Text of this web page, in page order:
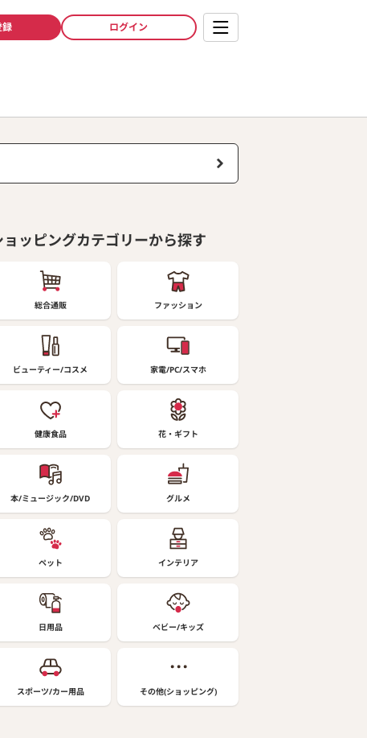
録 ログイン
ョッピングカテゴリーから探す
総合通販 ファッション
ビューティー/コスメ 家電/PC/スマホ
健康食品 花・ギフト
本/ミュージック/DVD グルメ
ペット インテリア
日用品 ベビー/キッズ
スポーツ/カー用品 その他(ショッピング)